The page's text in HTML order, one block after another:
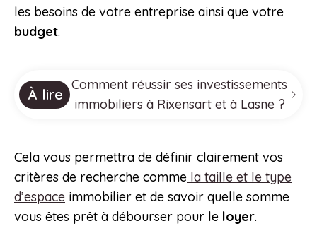
les besoins de votre entreprise ainsi que votre
budget.
À lire
Comment réussir ses investissements
immobiliers à Rixensart et à Lasne ?
Cela vous permettra de définir clairement vos
critères de recherche comme la taille et le type
d’espace immobilier et de savoir quelle somme
vous êtes prêt à débourser pour le loyer.